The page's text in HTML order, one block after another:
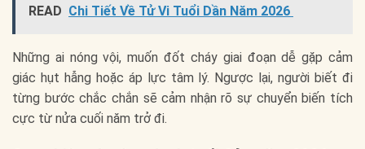
READ Chi Tiết Về Tử Vi Tuổi Dần Năm 2026
Những ai nóng vội, muốn đốt cháy giai đoạn dễ gặp cảm
giác hụt hẫng hoặc áp lực tâm lý. Ngược lại, người biết đi
từng bước chắc chắn sẽ cảm nhận rõ sự chuyển biến tích
cực từ nửa cuối năm trở đi.